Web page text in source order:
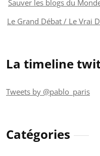
Sauver les blogs du
Le Grand Débat / Le Vrai
La timeline
Tweets by @pablo_paris
Catégories